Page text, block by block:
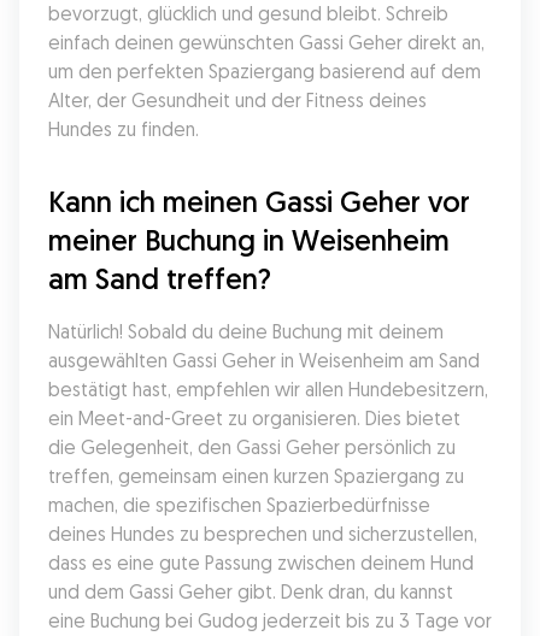
bevorzugt, glücklich und gesund bleibt. Schreib
einfach deinen gewünschten Gassi Geher direkt an,
um den perfekten Spaziergang basierend auf dem
Alter, der Gesundheit und der Fitness deines
Hundes zu finden.
Kann ich meinen Gassi Geher vor
meiner Buchung in Weisenheim
am Sand treffen?
Natürlich! Sobald du deine Buchung mit deinem
ausgewählten Gassi Geher in Weisenheim am Sand
bestätigt hast, empfehlen wir allen Hundebesitzern,
ein Meet-and-Greet zu organisieren. Dies bietet
die Gelegenheit, den Gassi Geher persönlich zu
treffen, gemeinsam einen kurzen Spaziergang zu
machen, die spezifischen Spazierbedürfnisse
deines Hundes zu besprechen und sicherzustellen,
dass es eine gute Passung zwischen deinem Hund
und dem Gassi Geher gibt. Denk dran, du kannst
eine Buchung bei Gudog jederzeit bis zu 3 Tage vor